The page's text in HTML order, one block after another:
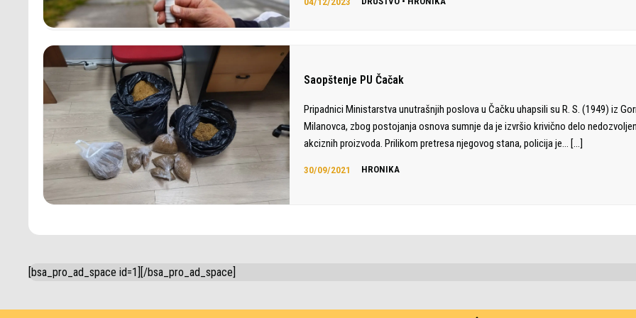
Saopštenje PU Čačak
Pripadnici Ministarstva unutrašnjih poslova u Čačku uhapsili su R. S. (1949) iz
Milanovca, zbog postojanja osnova sumnje da je izvršio krivično delo
akciznih proizvoda. Prilikom pretresa njegovog stana, policija je…
[…]
30/09/2021 HRONIKA
[bsa_pro_ad_space id=1][/bsa_pro_ad_space]